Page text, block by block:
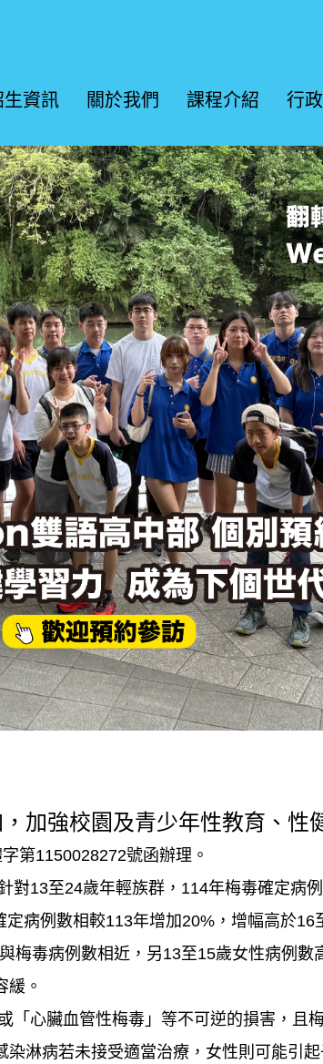
生資訊 關於我們 課程介紹 行
加強校園及青少年性教育、性
第1150028272號函辦理。
13至24歲年輕族群，114年梅毒確定病
病例數相較113年增加20%，增幅高於
梅毒病例數相近，另13至15歲女性病例
緩。
心臟血管性梅毒」等不可逆的損害，且
淋病若未接受適當治療，女性則可能引